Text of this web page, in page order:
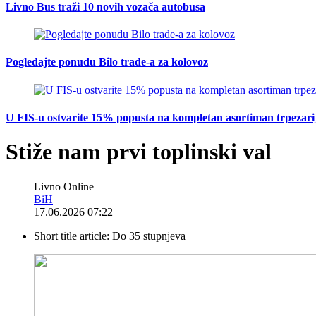
Livno Bus traži 10 novih vozača autobusa
Pogledajte ponudu Bilo trade-a za kolovoz
U FIS-u ostvarite 15% popusta na kompletan asortiman
Stiže nam prvi toplinski val
Livno Online
BiH
17.06.2026 07:22
Short title article: Do 35 stupnjeva